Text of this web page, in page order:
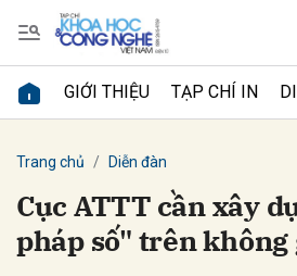
GIỚI THIỆU TẠP CHÍ IN
Trang chủ Diễn đàn
Cục ATTT cần xây
pháp số" trên
Gửi bình luận